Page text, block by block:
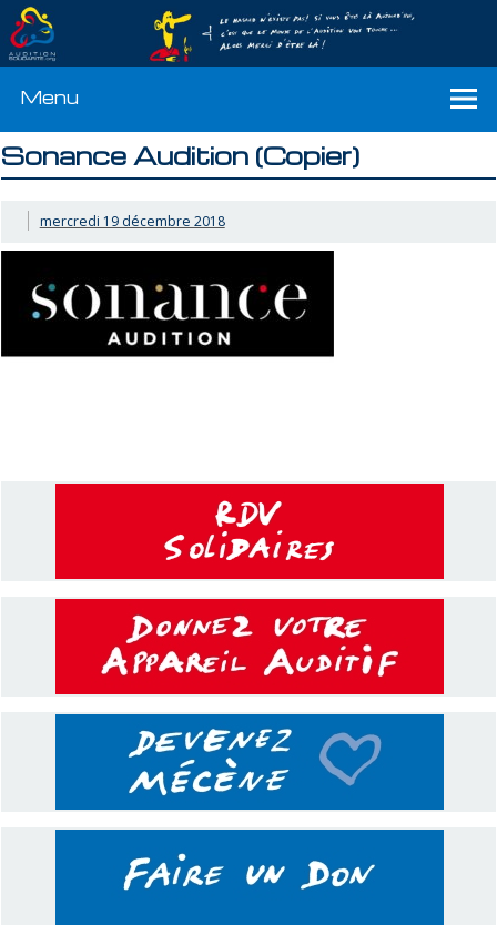
Menu
Sonance Audition (Copier)
mercredi 19 décembre 2018